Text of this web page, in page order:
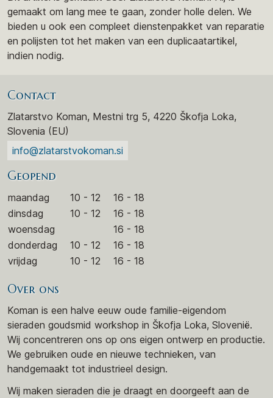
gemaakt om lang mee te gaan, zonder holle delen. We
bieden u ook een compleet dienstenpakket van reparatie
en polijsten tot het maken van een duplicaatartikel,
indien nodig.
Contact
Zlatarstvo Koman, Mestni trg 5, 4220 Škofja Loka,
Slovenia (EU)
info@zlatarstvokoman.si
Geopend
maandag 10 - 12
16 - 18
dinsdag
10 - 12
16 - 18
woensdag
16 - 18
donderdag
10 - 12
16 - 18
vrijdag
10 - 12 16 - 18
Over ons
Koman is een halve eeuw oude familie-eigendom
sieraden goudsmid workshop in Škofja Loka, Slovenië.
Wij concentreren ons op ons eigen ontwerp en productie.
We gebruiken oude en nieuwe technieken, van
handgemaakt tot industrieel design.
Wij maken sieraden die je draagt en doorgeeft aan de